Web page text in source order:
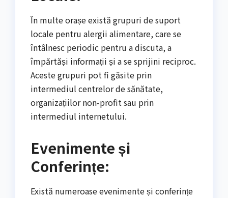
În multe orașe există grupuri de suport
locale pentru alergii alimentare, care se
întâlnesc periodic pentru a discuta, a
împărtăși informații și a se sprijini reciproc.
Aceste grupuri pot fi găsite prin
intermediul centrelor de sănătate,
organizațiilor non-profit sau prin
intermediul internetului.
Evenimente și
Conferințe:
Există numeroase evenimente și conferințe